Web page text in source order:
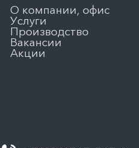
О компании, офис
Услуги
Производство
Вакансии
Акции